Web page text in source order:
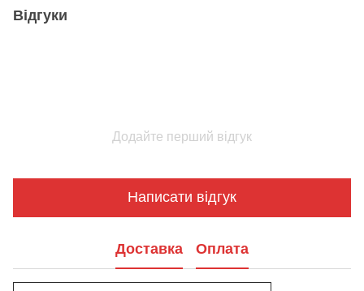
Відгуки
Додайте перший відгук
Написати відгук
Доставка Оплата